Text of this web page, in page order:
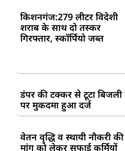
किशनगंज:279 लीटर विदेशी
शराब के साथ दो तस्कर
गिरफ्तार, स्कॉर्पियो जब्त
डंपर की टक्कर से टूटा
पर मुकदमा हुआ दर्ज
वेतन वृद्धि व स्थायी नौकरी की
मांग को लेकर सफाई कर्मियों